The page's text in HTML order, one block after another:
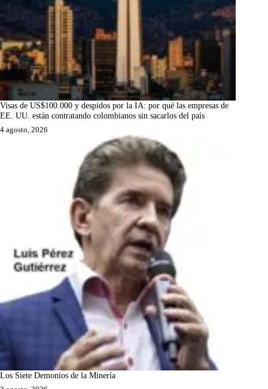
Visas de US$100.000 y despidos por la IA: por qué las empresas de
EE. UU. están contratando colombianos sin sacarlos del país
4 agosto, 2026
Los Siete Demonios de la Minería